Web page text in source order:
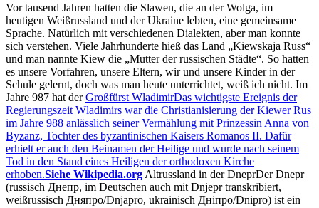
Vor tausend Jahren hatten die Slawen, die an der Wolga, im
heutigen Weißrussland und der Ukraine lebten, eine gemeinsame
Sprache. Natürlich mit verschiedenen Dialekten, aber man konnte
sich verstehen. Viele Jahrhunderte hieß das Land
Kiewskaja Russ
und man nannte Kiew die
Mutter der russischen Städte . So hatten
es unsere Vorfahren, unsere Eltern, wir und unsere Kinder in der
Schule gelernt, doch was man heute unterrichtet, weiß ich nicht. Im
Jahre 987 hat derGroßfürst WladimirDas wichtigste Ereignis der
Regierungszeit Wladimirs war die Christianisierung der Kiewer Rus
im Jahre 988 anlässlich seiner Vermählung mit Prinzessin Anna von
Byzanz, Tochter des byzantinischen Kaisers Romanos II. Dafür
erhielt er auch den Beinamen der Heilige und wurde nach seinem
Tod in den Stand eines Heiligen der orthodoxen Kirche
erhoben.Siehe Wikipedia.org Altrussland in derDneprDer Dnepr
(russisch Днепр, im Deutschen auch mit Dnjepr transkribiert,
weißrussisch Дняпро/Dnjapro, ukrainisch Дніпро/Dnipro) ist ein